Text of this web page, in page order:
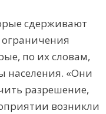
сдерживают
ограничения
по их словам,
населения. «Они
разрешение,
возникли